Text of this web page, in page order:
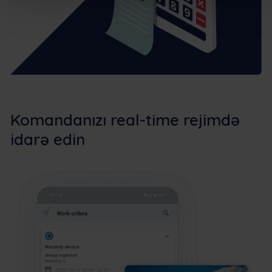
Komandanızı real-time rejimdə
idarə edin